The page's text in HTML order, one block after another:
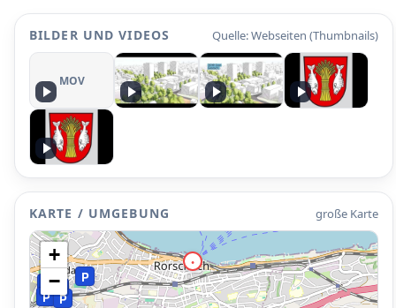
BILDER UND VIDEOS Quelle: Webseiten (Thumbnails)
MOV
KARTE / UMGEBUNG große Karte
P
P
P
P
P
P
P
•
+
−